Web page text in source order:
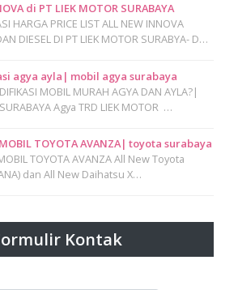
di PT LIEK MOTOR SURABAYA
HARGA PRICE LIST ALL NEW INNOVA
DIESEL DI PT LIEK MOTOR SURABYA- D…
agya ayla| mobil agya surabaya
MOBIL MURAH AGYA DAN AYLA?|
Agya TRD LIEK MOTOR …
TOYOTA AVANZA| toyota surabaya
TOYOTA AVANZA All New Toyota
dan All New Daihatsu X…
Kontak